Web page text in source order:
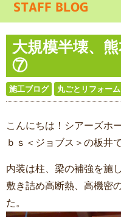
STAFF BLOG
大規模半壊、
⑦
施工ブログ 丸ごとリフォーム
こんにちは！シアーズホ
ｂｓ＜ジョブス＞の板井で
内装は柱、梁の補強を施
敷き詰め高断熱、高機密
た。